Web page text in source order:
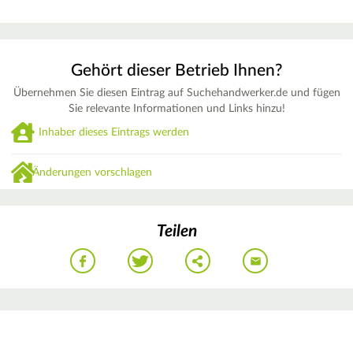
Gehört dieser Betrieb Ihnen?
Übernehmen Sie diesen Eintrag auf Suchehandwerker.de und fügen
Sie relevante Informationen und Links hinzu!
Inhaber dieses Eintrags werden
Änderungen vorschlagen
Teilen